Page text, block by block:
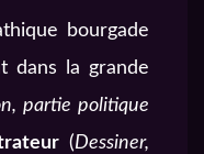
bourgade
dans la grande
partie politique
(Dessiner,